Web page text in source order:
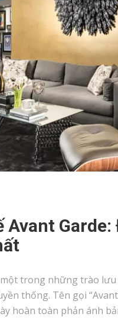
một trong những trào
thống. Tên gọi
hoàn toàn phản ánh